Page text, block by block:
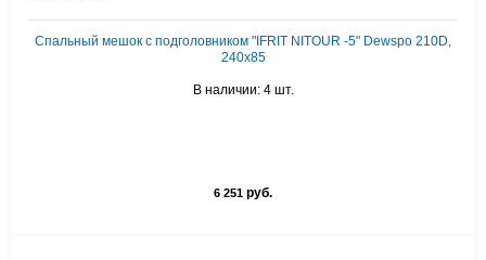
Спальный мешок с подголовником "IFRIT NITOUR -5" Dewspo 210D,
240х85
В наличии: 4 шт.
6 251 руб.